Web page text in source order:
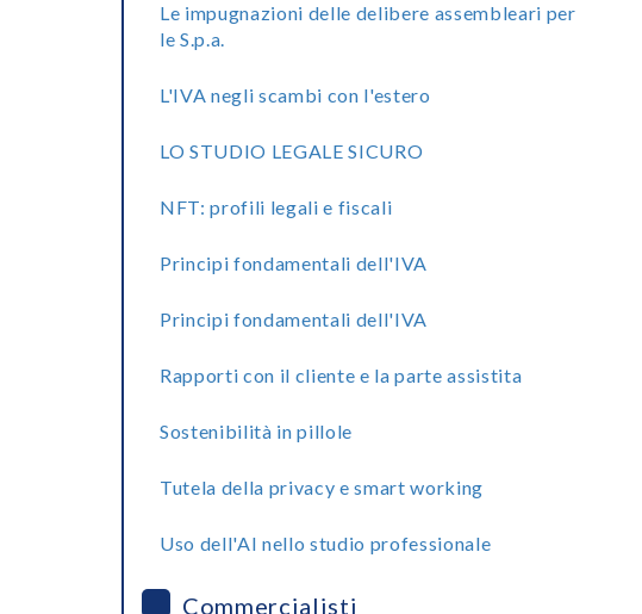
Le impugnazioni delle delibere assembleari per
le S.p.a.
L'IVA negli scambi con l'estero
LO STUDIO LEGALE SICURO
NFT: profili legali e fiscali
Principi fondamentali dell'IVA
Principi fondamentali dell'IVA
Rapporti con il cliente e la parte assistita
Sostenibilità in pillole
Tutela della privacy e smart working
Uso dell'AI nello studio professionale
Commercialisti